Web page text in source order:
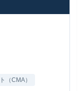
（CMA）